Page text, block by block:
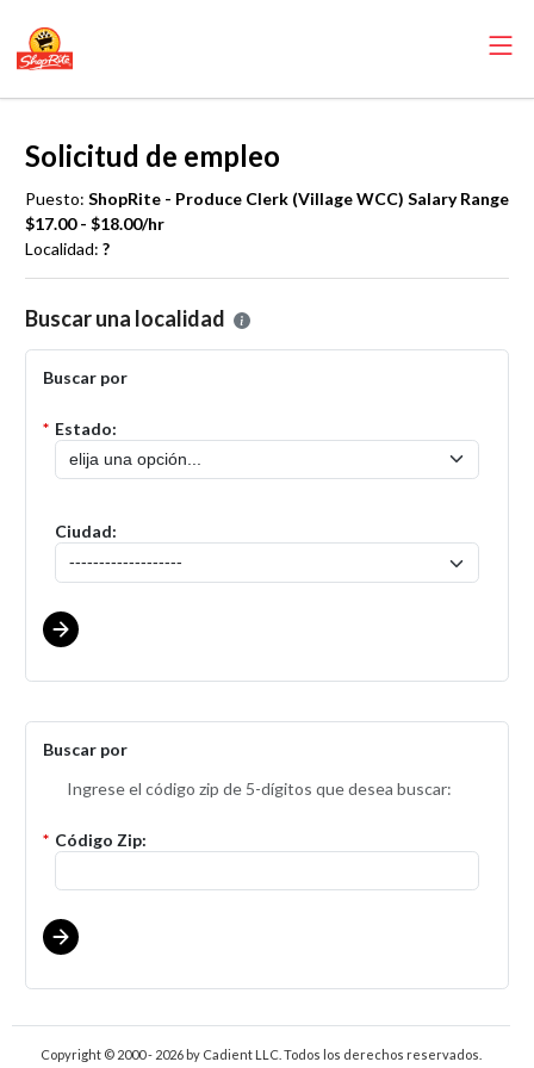
Solicitud de empleo
Puesto: ShopRite - Produce Clerk (Village WCC) Salary Range
$17.00 - $18.00/hr
Localidad: ?
Por favor, seleccione la localidad en la que desea presentar una
Buscar una localidad
Buscar por
* Estado:
Ciudad:
Buscar por
Ingrese el código zip de 5-dígitos que desea buscar:
* Código Zip:
Copyright © 2000 - 2026 by Cadient LLC. Todos los derechos reservados.